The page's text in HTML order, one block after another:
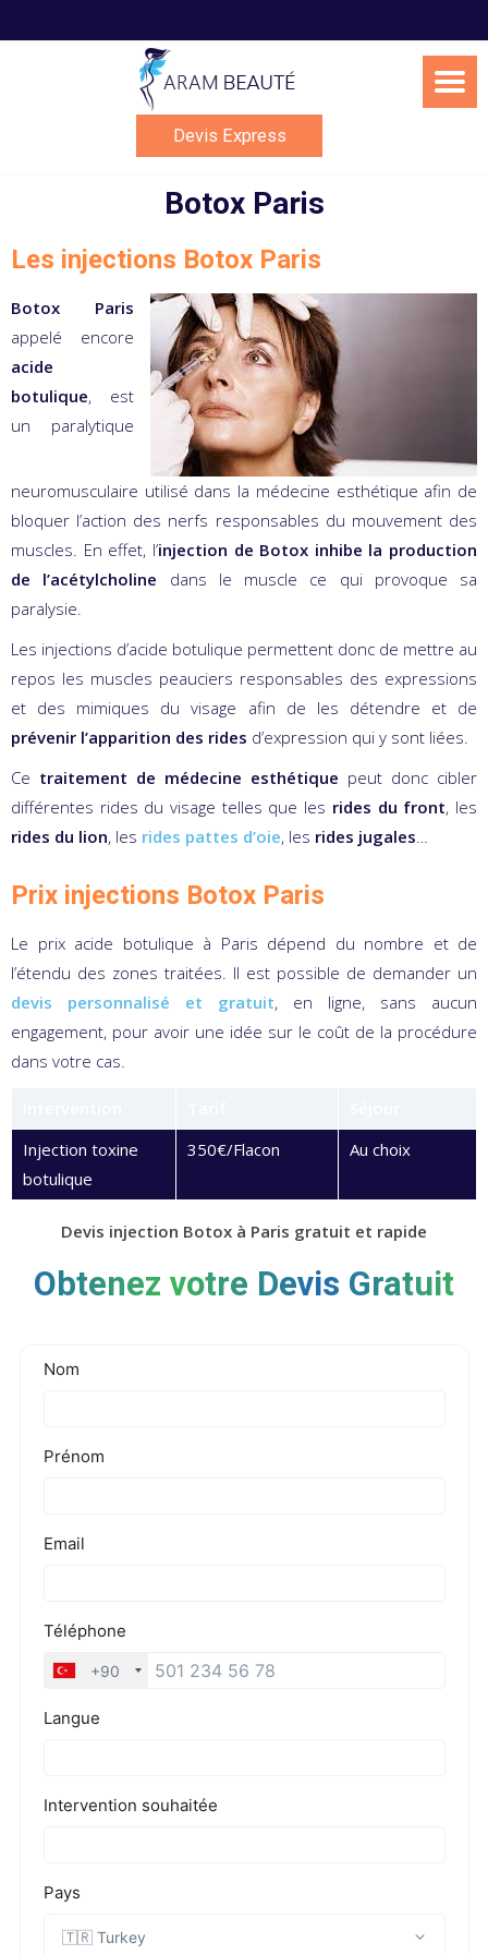
to
Devis Express
Botox Paris
Les injections Botox Paris
Botox Paris
appelé encore
acide
botulique, est
un paralytique
neuromusculaire utilisé dans la médecine esthétique afin de
bloquer l’action des nerfs responsables du mouvement des
muscles. En effet, l’injection de Botox inhibe la production
de l’acétylcholine dans le muscle ce qui provoque sa
paralysie.
Les injections d’acide botulique permettent donc de mettre au
repos les muscles peauciers responsables des expressions
et des mimiques du visage afin de les détendre et de
prévenir l’apparition des rides d’expression qui y sont liées.
Ce traitement de médecine esthétique peut donc cibler
différentes rides du visage telles que les rides du front, les
rides du lion, les rides pattes d’oie, les rides jugales…
Prix injections Botox Paris
Le prix acide botulique à Paris dépend du nombre et de
l’étendu des zones traitées. Il est possible de demander un
devis personnalisé et gratuit, en ligne, sans aucun
engagement, pour avoir une idée sur le coût de la procédure
dans votre cas.
Injection toxine
botulique
350€/Flacon Au choix
Devis injection Botox à Paris gratuit et rapide
Obtenez votre Devis Gratuit